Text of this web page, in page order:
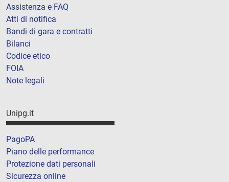
Assistenza e FAQ
Atti di notifica
Bandi di gara e contratti
Bilanci
Codice etico
FOIA
Note legali
Unipg.it
PagoPA
Piano delle performance
Protezione dati personali
Sicurezza online